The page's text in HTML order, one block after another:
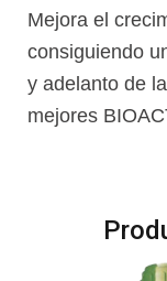
Mejora el
consiguiendo
y adelanto de
mejores